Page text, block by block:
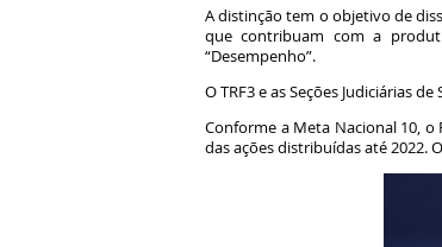
A distinção tem o objetivo de
que contribuam com a
“Desempenho”.
O TRF3 e as Seções Judiciárias
Conforme a Meta Nacional 10, o
das ações distribuídas até 2022.